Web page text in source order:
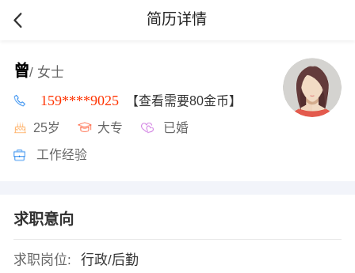
简历详情
曾/ 女士
159****9025 【查看需要80金币】
25岁 大专 已婚
工作经验
求职意向
求职岗位:
行政/后勤